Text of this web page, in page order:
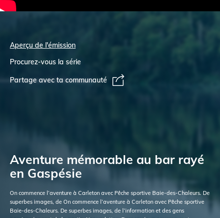
Aperçu de l'émission
Procurez-vous la série
Partage avec ta communauté
Aventure mémorable au bar rayé
en Gaspésie
On commence l’aventure à Carleton avec Pêche sportive Baie-des-Chaleurs. De
superbes images, de On commence l’aventure à Carleton avec Pêche sportive
Baie-des-Chaleurs. De superbes images, de l’information et des gens